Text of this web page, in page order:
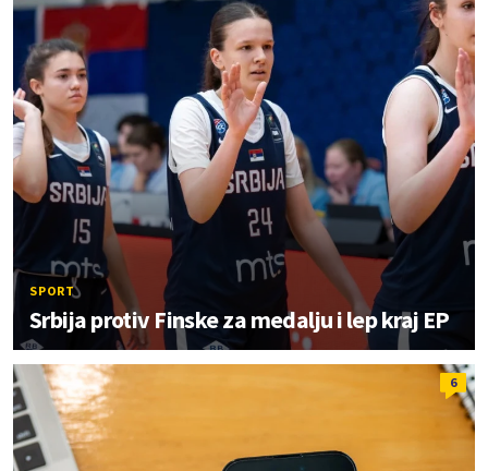
SPORT
Srbija protiv Finske za medalju i lep kraj EP
6